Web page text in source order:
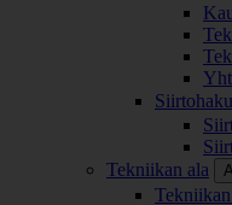
Siirtohaku
Tekniikan ala